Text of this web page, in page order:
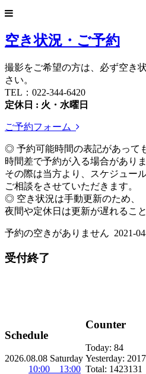
空き状況・ご予約
撮影をご希望の方は、必ず空き
さい。
TEL：022-344-6420
定休日 : 火・水曜日
ご予約フォーム
◎ 予約可能時間の表記があって
時間差で予約が入る場合がありま
その際は当方より、スケジュー
ご相談をさせていただきます。
◎ 空き状況は手動更新のため、
夜間や定休日は更新が遅れるこ
予約の空きがありません 2021-
受付終了
Schedule
2026.08.08 Saturday
10:00 13:00
Counter
Today: 84
Yesterday: 2017
Total: 1423131